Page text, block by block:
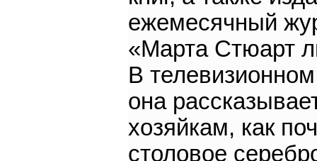
ежемесячный
«Марта Стюарт
В
она
хозяйкам, как
столовое